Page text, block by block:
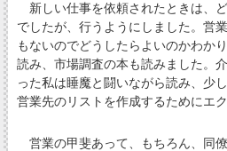
新しい仕事を依頼されたときは、
でしたが、行うようにしました。営
もないのでどうしたらよいのかわか
読み、市場調査の本も読みました。
った私は睡魔と闘いながら読み、少
営業先のリストを作成するためにエ
営業の甲斐あって、もちろん、同